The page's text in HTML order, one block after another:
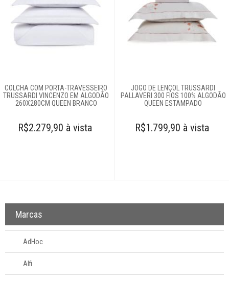
COLCHA COM PORTA-TRAVESSEIRO
TRUSSARDI VINCENZO EM ALGODÃO
260X280CM QUEEN BRANCO
R$2.279,90 à vista
JOGO DE LENÇOL TRUSSARDI
PALLAVERI 300 FIOS 100% ALGODÃO
QUEEN ESTAMPADO
R$1.799,90 à vista
Marcas
AdHoc
Alfi